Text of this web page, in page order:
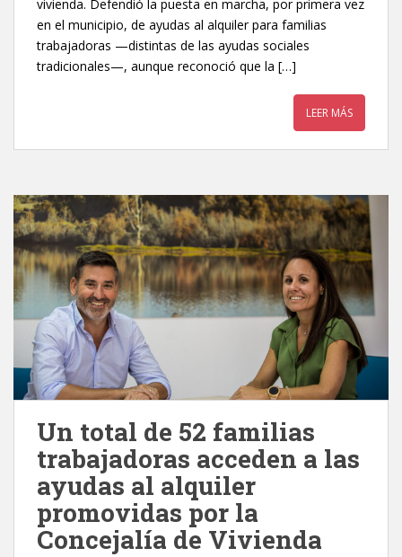
vivienda. Defendió la puesta en marcha, por primera vez
en el municipio, de ayudas al alquiler para familias
trabajadoras —distintas de las ayudas sociales
tradicionales—, aunque reconoció que la […]
LEER MÁS
Un total de 52 familias
trabajadoras acceden a las
ayudas al alquiler
promovidas por la
Concejalía de Vivienda